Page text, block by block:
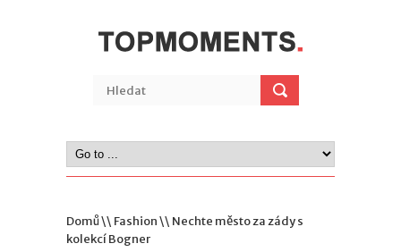
Domů\\ Fashion\\ Nechte město za zády s
kolekcí Bogner